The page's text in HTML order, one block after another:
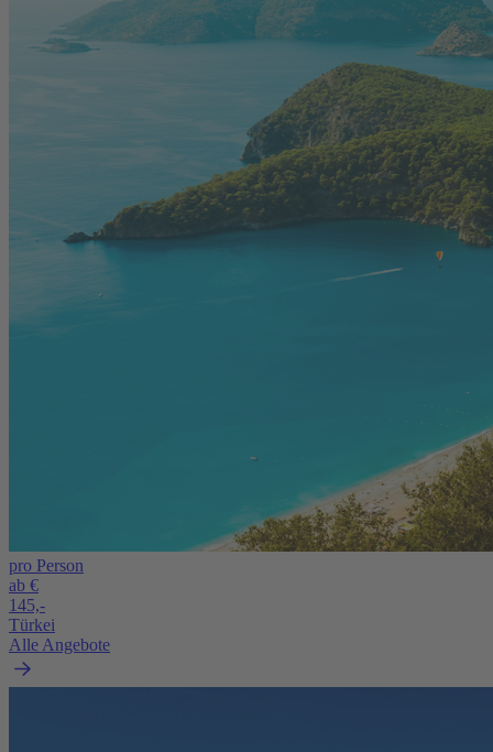
pro Person
ab €
145,-
Türkei
Alle Angebote